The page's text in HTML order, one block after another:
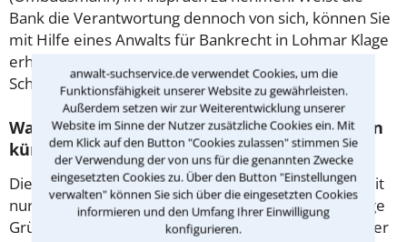
anwalt-suchservice.de verwendet Cookies, um die
Funktionsfähigkeit unserer Website zu gewährleisten.
Außerdem setzen wir zur Weiterentwicklung unserer
Website im Sinne der Nutzer zusätzliche Cookies ein. Mit
dem Klick auf den Button "Cookies zulassen" stimmen Sie
der Verwendung der von uns für die genannten Zwecke
eingesetzten Cookies zu. Über den Button "Einstellungen
verwalten" können Sie sich über die eingesetzten Cookies
informieren und den Umfang Ihrer Einwilligung
konfigurieren.
Bank die Verantwortung dennoch von sich, können Sie
mit Hilfe eines Anwalts für Bankrecht in Lohmar Klage
erheben. Frist: 3 Jahre ab Kenntnisnahme des
Schadens!
Wann darf die Bank rechtmäßig ein Darlehen
kündigen?
Die Bank kann einen Kreditvertrag mit fester Laufzeit
nur dann außerordentlich kündigen, wenn gewichtige
Gründe gegeben sind: Hierfür genügt allerdings in der